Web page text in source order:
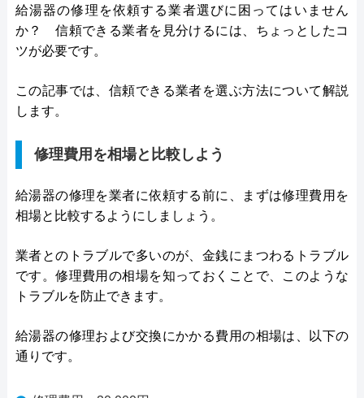
給湯器の修理を依頼する業者選びに困ってはいません
か？ 信頼できる業者を見分けるには、ちょっとしたコ
ツが必要です。
この記事では、信頼できる業者を選ぶ方法について解説
します。
修理費用を相場と比較しよう
給湯器の修理を業者に依頼する前に、まずは修理費用を
相場と比較するようにしましょう。
業者とのトラブルで多いのが、金銭にまつわるトラブル
です。修理費用の相場を知っておくことで、このような
トラブルを防止できます。
給湯器の修理および交換にかかる費用の相場は、以下の
通りです。